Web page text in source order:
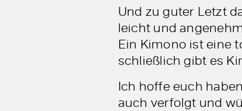
Und zu guter Letzt
leicht und
Ein Kimono ist eine
schließlich gibt es
Ich hoffe euch
auch verfolgt und